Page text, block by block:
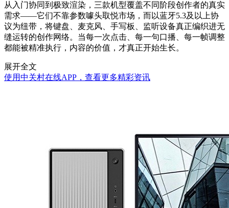
从入门协同到极致渲染，三款机型覆盖不同阶段创作者的真实
需求——它们不靠参数噱头取悦市场，而以蓝牙5.3及以上协
议为纽带，将键盘、麦克风、手写板、监听设备真正编织进无
缝运转的创作网络。当每一次点击、每一句口播、每一帧调整
都能被精准执行，内容的价值，才真正开始生长。
展开全文
使用中关村在线APP，查看更多精彩资讯